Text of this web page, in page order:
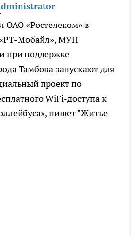
ОАО «Ростелеком» в
«РТ-Мобайл», МУП
при поддержке
Тамбова запускают для
проект по
WiFi-доступа к
пишет "Житье-